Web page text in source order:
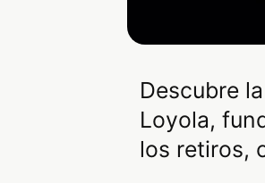
Descubre
Loyola,
los retiros,